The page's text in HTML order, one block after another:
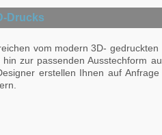
Drucks
vom modern 3D- gedruckten
zur passenden Ausstechform
erstellen Ihnen auf